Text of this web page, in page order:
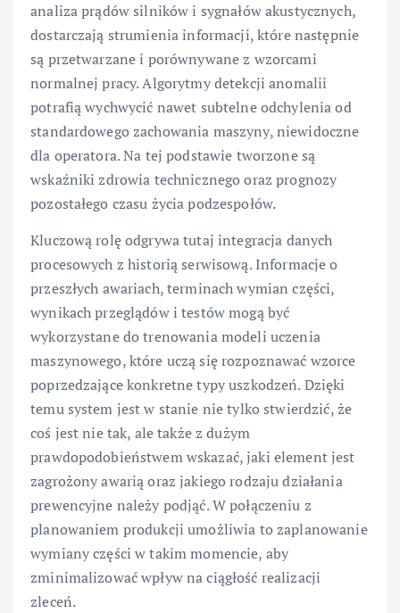
analiza prądów silników i sygnałów akustycznych,
dostarczają strumienia informacji, które następnie
są przetwarzane i porównywane z wzorcami
normalnej pracy. Algorytmy detekcji anomalii
potrafią wychwycić nawet subtelne odchylenia od
standardowego zachowania maszyny, niewidoczne
dla operatora. Na tej podstawie tworzone są
wskaźniki zdrowia technicznego oraz prognozy
pozostałego czasu życia podzespołów.
Kluczową rolę odgrywa tutaj integracja danych
procesowych z historią serwisową. Informacje o
przeszłych awariach, terminach wymian części,
wynikach przeglądów i testów mogą być
wykorzystane do trenowania modeli uczenia
maszynowego, które uczą się rozpoznawać wzorce
poprzedzające konkretne typy uszkodzeń. Dzięki
temu system jest w stanie nie tylko stwierdzić, że
coś jest nie tak, ale także z dużym
prawdopodobieństwem wskazać, jaki element jest
zagrożony awarią oraz jakiego rodzaju działania
prewencyjne należy podjąć. W połączeniu z
planowaniem produkcji umożliwia to zaplanowanie
wymiany części w takim momencie, aby
zminimalizować wpływ na ciągłość realizacji
zleceń.